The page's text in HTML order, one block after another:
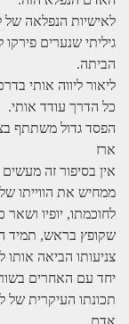
לאישיות הנפלאה של
גיליתי שנערים
הביתה.
ליאור ליווה אותי
כל הדרך עודד אותי.
הפסד גדול משתתף
ארז
אין בסיפור זה
ממחיש את הווייתו
לחוכמתו, יופיו
שקופץ בראש, תמיד
צניעותו הביאה
יחד עם האחרים
תכונתו העיקרית
אדם.